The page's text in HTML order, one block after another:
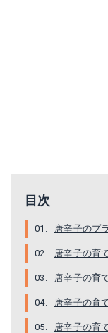
目次
唐辛子のプ
唐辛子の育
唐辛子の育
唐辛子の育
唐辛子の育